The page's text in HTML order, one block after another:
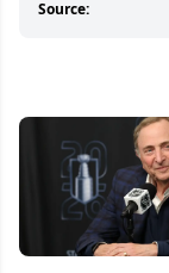
Source: